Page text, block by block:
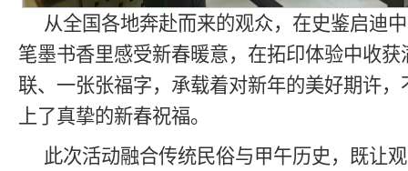
从全国各地奔赴而来的观众，在史鉴启迪
笔墨书香里感受新春暖意，在拓印体验中收
联、一张张福字，承载着对新年的美好期许
上了真挚的新春祝福。
此次活动融合传统民俗与甲午历史，既让